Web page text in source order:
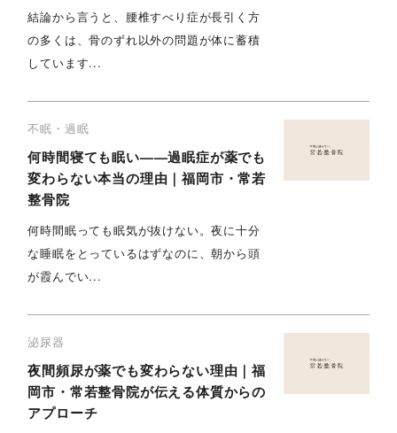
結論から言うと、腰椎すべり症が長引く方
の多くは、骨のずれ以外の問題が体に蓄積
しています...
不眠・過眠
何時間寝ても眠い——過眠症が薬でも
変わらない本当の理由｜福岡市・常若
整骨院
何時間眠っても眠気が抜けない。夜に十分
な睡眠をとっているはずなのに、朝から頭
が霞んでい...
泌尿器
夜間頻尿が薬でも変わらない理由｜福
岡市・常若整骨院が伝える体質からの
アプローチ